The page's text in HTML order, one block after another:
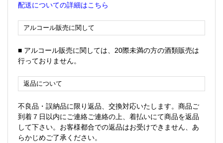
配送についての詳細はこちら
アルコール販売に関して
■ アルコール販売に関しては、20際未満の方の酒類販売は
行っておりません。
返品について
不良品・誤納品に限り返品、交換対応いたします。商品ご
到着７日以内にご連絡ご連絡の上、着払いにて商品を返品
して下さい。お客様都合での返品はお受けできません、あ
らかじめご了承ください。